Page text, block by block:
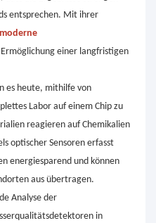
entsprechen. Mit ihrer
moderne
Ermöglichung einer langfristigen
es heute, mithilfe von
Labor auf einem Chip zu
reagieren auf Chemikalien
optischer Sensoren erfasst
energiesparend und können
aus übertragen.
Analyse der
in